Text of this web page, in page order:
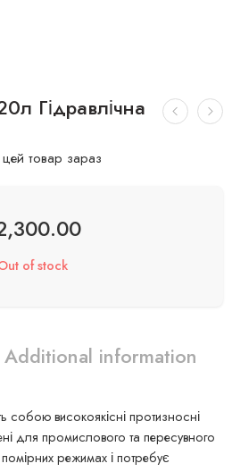
Гідравлічна
товар зараз
of stock
Additional information
собою високоякісні протизносні
для промислового та пересувного
режимах і потребує